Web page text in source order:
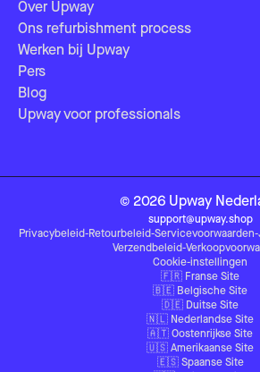
Over Upway
Ons refurbishment process
Werken bij Upway
Pers
Blog
Upway voor professionals
© 2026 Upway
support@upway.shop
Privacybeleid-Retourbeleid-Servicevoorwaarden-
Verzendbeleid-
Cookie-instellingen
🇫🇷 Franse Site
🇧🇪 Belgische Site
🇩🇪 Duitse Site
🇳🇱 Nederlandse Site
🇦🇹 Oostenrijkse Site
🇺🇸 Amerikaanse Site
🇪🇸 Spaanse Site